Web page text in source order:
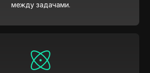
между задачами.